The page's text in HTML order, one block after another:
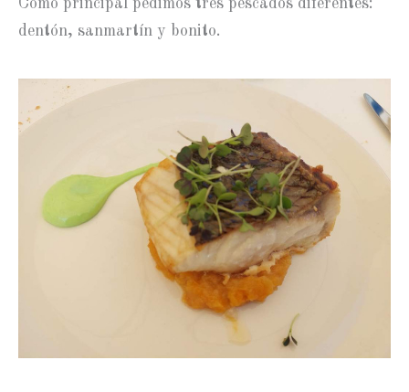
Como principal pedimos tres pescados diferentes:
dentón, sanmartín y bonito.